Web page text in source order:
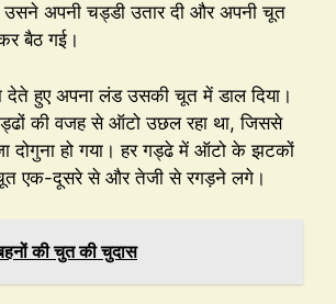
उसने अपनी चड्डी उतार दी और अपनी चूत
बैठ गई।
देते हुए अपना लंड उसकी चूत में डाल दिया।
की वजह से ऑटो उछल रहा था, जिससे
दोगुना हो गया। हर गड्ढे में ऑटो के झटकों
एक-दूसरे से और तेजी से रगड़ने लगे।
की चुत की चुदास